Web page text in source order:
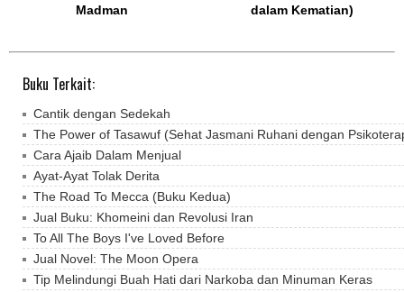
Madman
dalam Kematian)
Buku Terkait:
Cantik dengan Sedekah
The Power of Tasawuf (Sehat Jasmani Ruhani dengan
Cara Ajaib Dalam Menjual
Ayat-Ayat Tolak Derita
The Road To Mecca (Buku Kedua)
Jual Buku: Khomeini dan Revolusi Iran
To All The Boys I've Loved Before
Jual Novel: The Moon Opera
Tip Melindungi Buah Hati dari Narkoba dan Minuman Keras